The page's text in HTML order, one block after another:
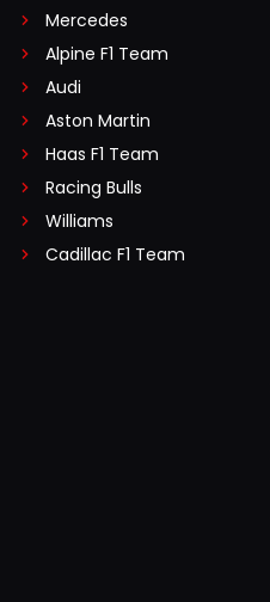
Mercedes
Alpine F1 Team
Audi
Aston Martin
Haas F1 Team
Racing Bulls
Williams
Cadillac F1 Team